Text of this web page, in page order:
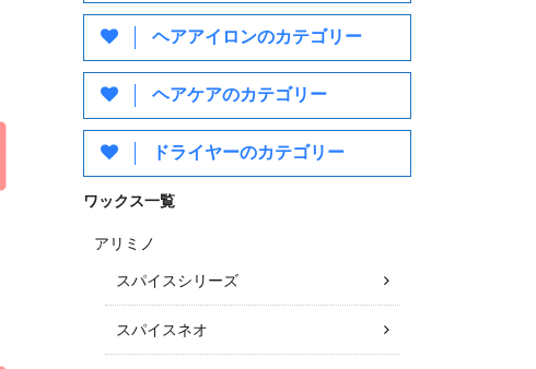
ヘアアイロンのカテゴリー
ヘアケアのカテゴリー
ドライヤーのカテゴリー
ワックス一覧
アリミノ
スパイスシリーズ
スパイスネオ